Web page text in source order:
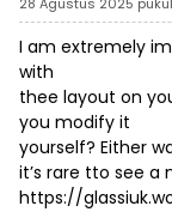
I am extremely
with
thee layout on
you modify it
yourself? Either
it’s rare tto see a
https://